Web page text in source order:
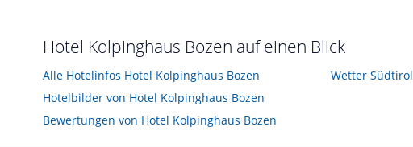
Hotel Kolpinghaus Bozen auf einen Blick
Alle Hotelinfos Hotel Kolpinghaus Bozen
Hotelbilder von Hotel Kolpinghaus Bozen
Bewertungen von Hotel Kolpinghaus Bozen
Wetter Südtirol